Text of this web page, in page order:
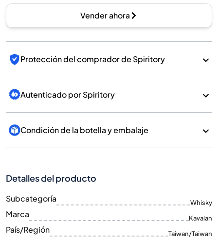
Vender ahora
Protección del comprador de Spiritory
Autenticado por Spiritory
Condición de la botella y embalaje
Detalles del producto
Subcategoría Whisky
Marca Kavalan
País/Región Taiwan/Taiwan